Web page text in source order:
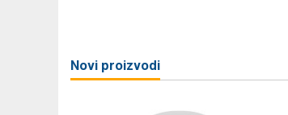
Novi proizvodi